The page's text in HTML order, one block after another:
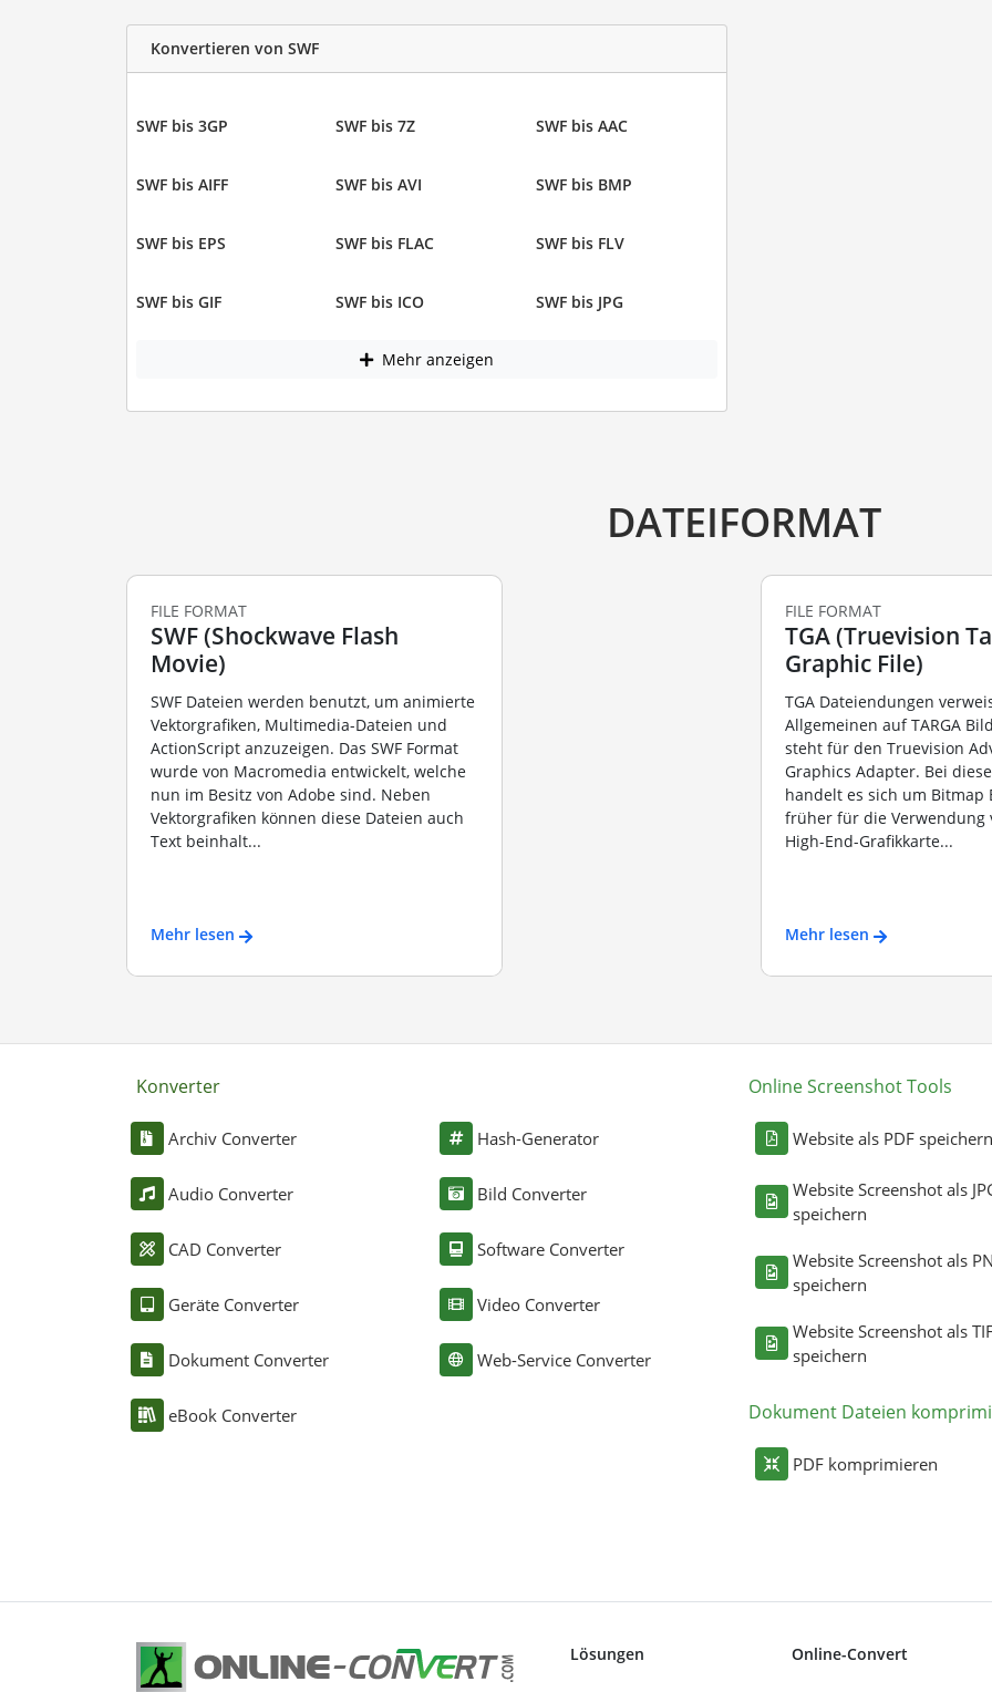
Konvertieren von SWF
SWF bis 3GP SWF bis 7Z SWF bis AAC
SWF bis AIFF SWF bis AVI SWF bis BMP
SWF bis EPS SWF bis FLAC SWF bis FLV
SWF bis GIF SWF bis ICO SWF bis JPG
Mehr anzeigen
DATEIFORMAT
FILE FORMAT
SWF (Shockwave Flash
Movie)
SWF Dateien werden benutzt, um animierte
Vektorgrafiken, Multimedia-Dateien und
ActionScript anzuzeigen. Das SWF Format
wurde von Macromedia entwickelt, welche
nun im Besitz von Adobe sind. Neben
Vektorgrafiken können diese Dateien auch
Text beinhalt...
Mehr lesen
FILE FORMAT
TGA (Truevision
Graphic File)
TGA Dateiendungen
Allgemeinen auf TARGA
steht für den Truevision
Graphics Adapter. Bei
handelt es sich um Bitmap
früher für die Verwendung
High-End-Grafikkarte...
Mehr lesen
Konverter
Archiv Converter
Audio Converter
CAD Converter
Geräte Converter
Dokument Converter
eBook Converter
Hash-Generator
Bild Converter
Software Converter
Video Converter
Web-Service Converter
Online Screenshot Tools
Website als PDF speichern
Website Screenshot als
speichern
Website Screenshot als
speichern
Website Screenshot als
speichern
Dokument Dateien
PDF komprimieren
Lösungen Online-Convert